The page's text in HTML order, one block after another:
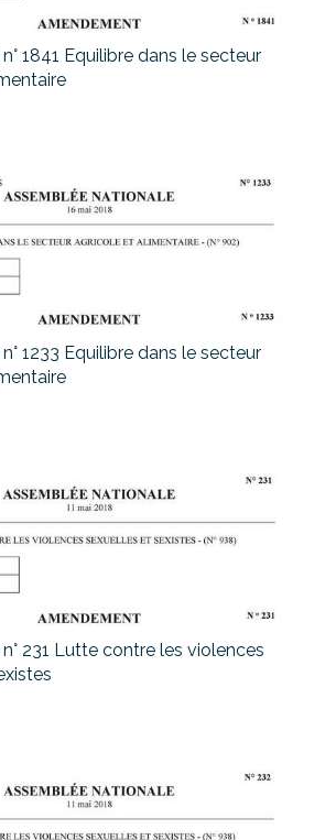
1841 Equilibre dans le secteur
1233 Equilibre dans le secteur
231 Lutte contre les violences